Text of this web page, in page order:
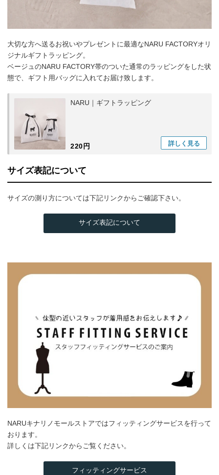
大切な方へ送るお祝いやプレゼントに最適なNARU FACTORYオリ
ジナルギフトラッピング。
ベージュのNARU FACTORY帯のついた通常のラッピングをした状
態で、ギフト用バッグに入れてお届け致します。
NARU｜ギフトラッピング
220円 詳しく 見る
サイズ表記について
サイズの測り方については下記リンクからご確認下さい。
サイズ表記について
NARUキナリノモールストアではフィッティングサービスを行って
おります。
詳しくは下記リンクからご覧ください。
フィッティングサービス